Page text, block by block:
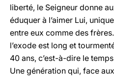
liberté, le Seigneur donne
éduquer à l’aimer Lui,
entre eux comme des
l’exode est long et
40 ans, c’est-à-dire le
Une génération qui, face